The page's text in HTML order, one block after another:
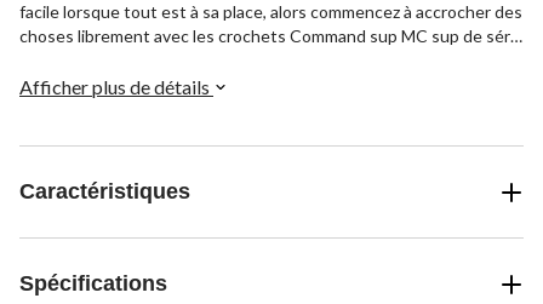
facile lorsque tout est à sa place, alors commencez à accrocher des
choses librement avec les crochets Command sup MC sup de série
Afficher plus de détails
Caractéristiques
Spécifications